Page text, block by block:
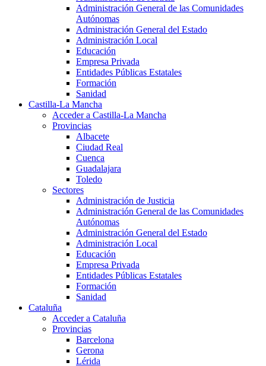
Administración General de las Comunidades
Autónomas
Administración General del Estado
Administración Local
Educación
Empresa Privada
Entidades Públicas Estatales
Formación
Sanidad
Castilla-La Mancha
Acceder a Castilla-La Mancha
Provincias
Albacete
Ciudad Real
Cuenca
Guadalajara
Toledo
Sectores
Administración de Justicia
Administración General de las Comunidades
Autónomas
Administración General del Estado
Administración Local
Educación
Empresa Privada
Entidades Públicas Estatales
Formación
Sanidad
Cataluña
Acceder a Cataluña
Provincias
Barcelona
Gerona
Lérida